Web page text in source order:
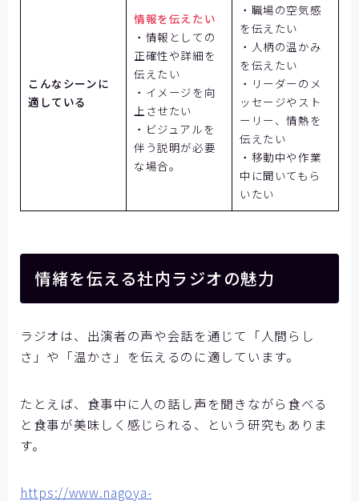
こんなシーンに
適している
情報を伝えたい
・情報としての
正確性や詳細を
伝えたい
・イメージを向
上させたい
・ビジュアルを
伴う説明が必要
な場合。
・職場の空気感
を伝えたい
・人柄の温かみ
を伝えたい
・リーダーのメ
ッセージやスト
ーリー、情熱を
伝えたい
・移動中や作業
中に聞いてもら
いたい
情緒を伝える社内ラジオの魅力
ラジオは、出演者の声や会話を通じて「人間らし
さ」や「温かさ」を伝えるのに適しています。
たとえば、食事中に人の話し声を聞きながら食べる
と食事が美味しく感じられる、という研究もありま
す。
https://www.nagoya-